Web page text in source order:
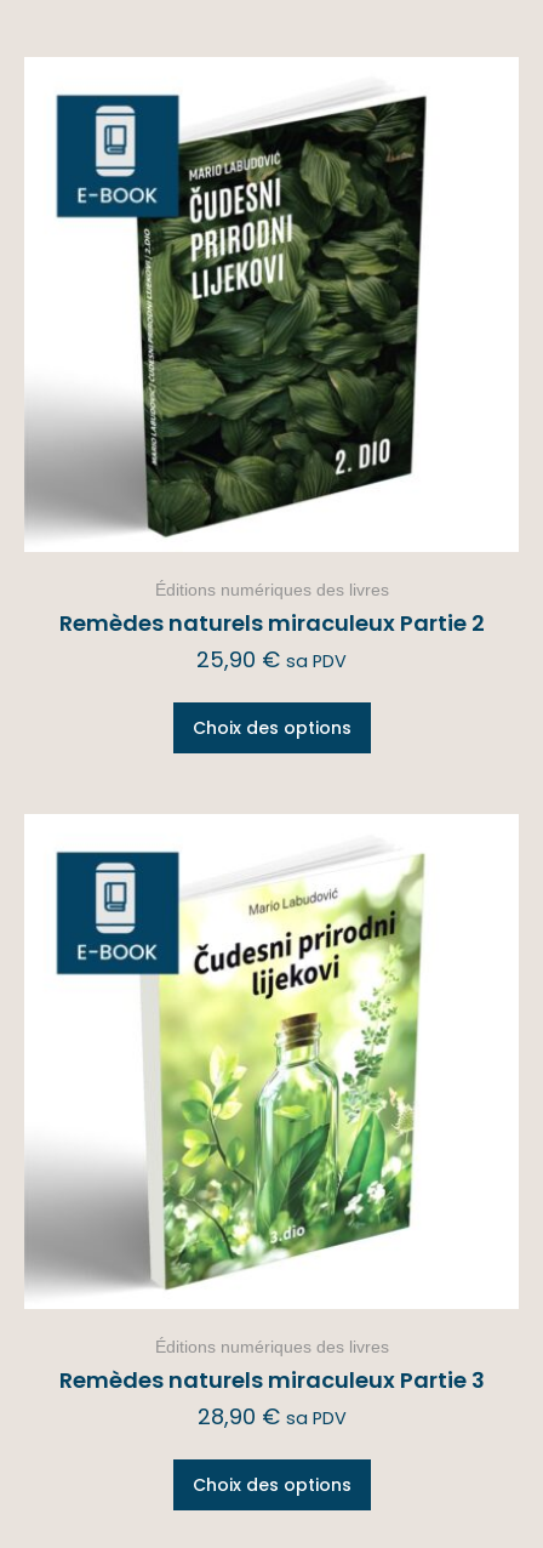
Éditions numériques des livres
Remèdes naturels miraculeux Partie 2
25,90 € sa PDV
Choix des options
Éditions numériques des livres
Remèdes naturels miraculeux Partie 3
28,90 € sa PDV
Choix des options